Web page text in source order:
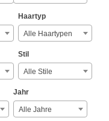
Haartyp
Alle Haartypen
Stil
Alle Stile
Jahr
Alle Jahre